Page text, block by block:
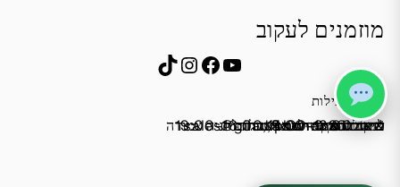
מוזמנים לעקוב
YouTube
Facebook
Instagram
TikTok
שעות פעילות
כתובת: אחד העם 5, רחובות
א׳-ה׳ 19:00-16:00,14:00-9:30
שישי 9:00-13:00
שבת סגור
מייל:sales@giladiphone.co.il
מיקום חנייה: יש אפשרות לחניה צמודה
לחנות התקשרו ואדאג לזה.
*נא להתקשר לפני הגעה